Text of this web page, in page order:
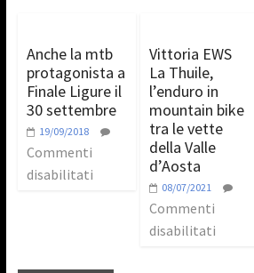
Anche la mtb
protagonista a
Finale Ligure il
30 settembre
19/09/2018
Commenti
disabilitati
Vittoria EWS
La Thuile,
l’enduro in
mountain bike
tra le vette
della Valle
d’Aosta
08/07/2021
Commenti
disabilitati